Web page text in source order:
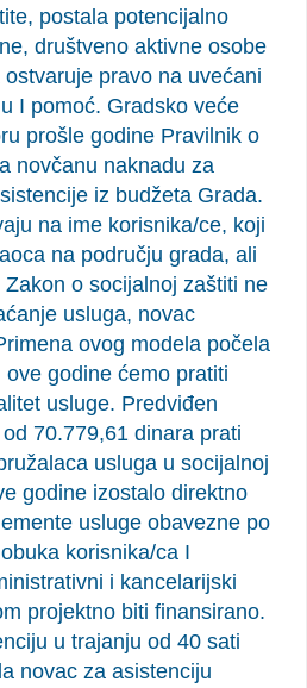
postala potencijalno
društveno aktivne osobe
pravo na uvećani
I pomoć. Gradsko veće
prošle godine Pravilnik o
novčanu naknadu za
iz budžeta Grada.
na ime korisnika/ce, koji
na području grada, ali
o socijalnoj zaštiti ne
usluga, novac
ovog modela počela
godine ćemo pratiti
usluge. Predviđen
70.779,61 dinara prati
usluga u socijalnoj
godine izostalo direktno
usluge obavezne po
korisnika/ca I
i kancelarijski
projektno biti finansirano.
u trajanju od 40 sati
novac za asistenciju